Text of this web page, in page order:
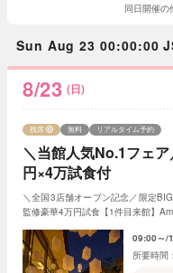
同日開催の
Sun Aug 23 00:00:00
8/23 (日)
＼当館人気No.1フェ
円×4万試食付
残席 無料 リアルタイム予約
＼全国3店舗オープン記念／限定
監修豪華4万円試食【1件目来館】
09:00～